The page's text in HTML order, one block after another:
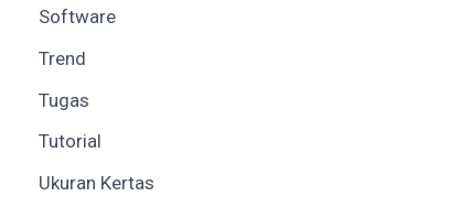
Software
Trend
Tugas
Tutorial
Ukuran Kertas